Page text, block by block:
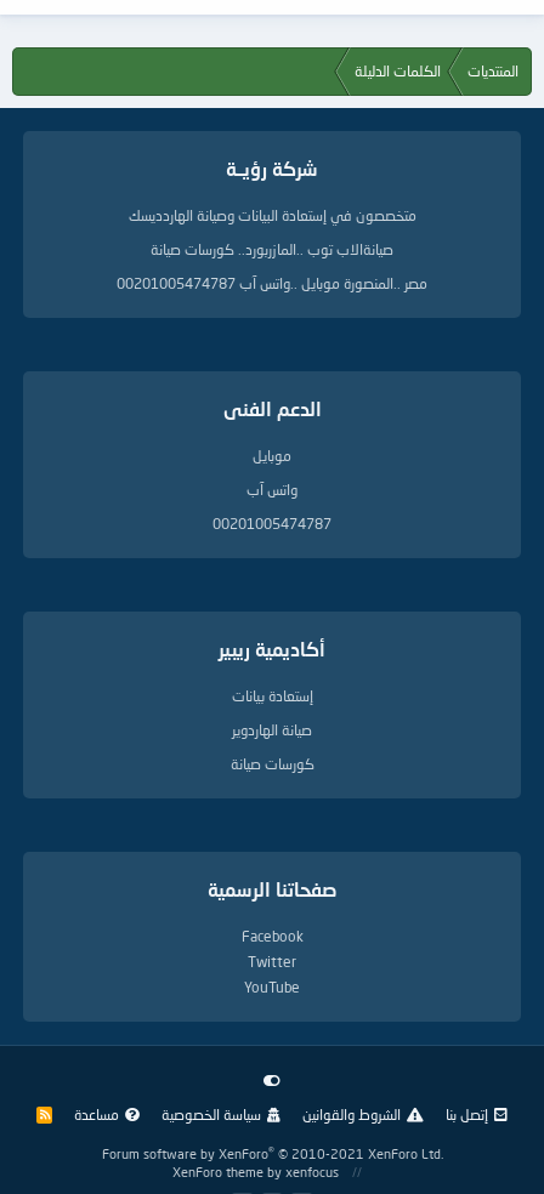
المنتديات الكلمات الدليلة
شركة رؤيــة
متخصصون في إستعادة البيانات وصيانة الهاردديسك
صيانةالاب توب ..المازربورد.. كورسات صيانة
مصر ..المنصورة موبايل ..واتس آب 00201005474787
الدعم الفنى
موبايل
واتس آب
00201005474787
أكاديمية ريبير
إستعادة بيانات
صيانة الهاردوير
كورسات صيانة
صفحاتنا الرسمية
Facebook
Twitter
YouTube
إتصل بنا الشروط والقوانين سياسة الخصوصية مساعدة
R
Forum software by XenForo® © 2010-2021 XenForo Ltd.
XenForo theme by xenfocus